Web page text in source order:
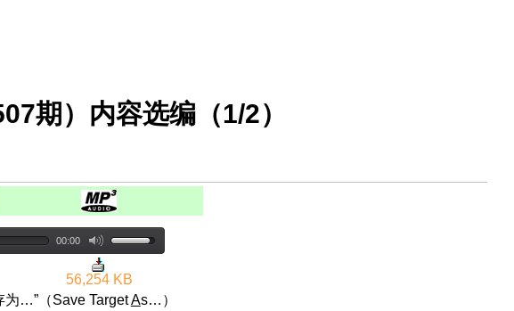
期）内容选编（1/2）
00:00
56,254 KB
为…”（Save TargetAs…）